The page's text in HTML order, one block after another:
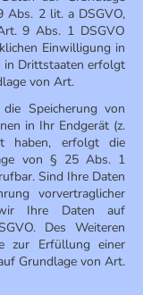
Abs. 2 lit. a DSGVO,
9 Abs. 1 DSGVO
Einwilligung in
in Drittstaaten erfolgt
von Art.
Speicherung von
in Ihr Endgerät (z.
haben, erfolgt die
von § 25 Abs. 1
Sind Ihre Daten
vorvertraglicher
wir Ihre Daten auf
Des Weiteren
zur Erfüllung einer
Grundlage von Art.